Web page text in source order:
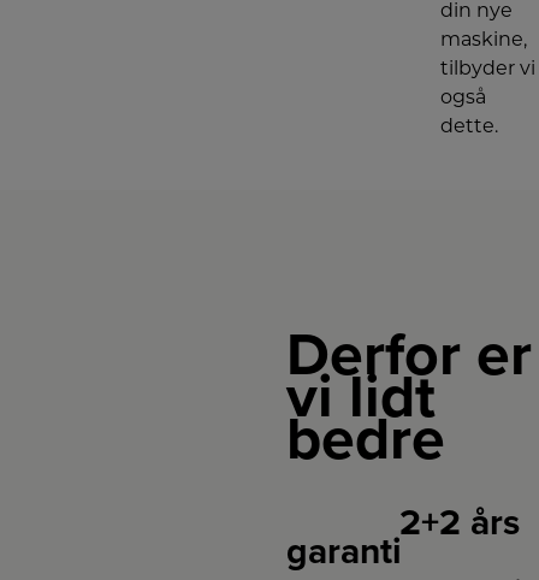
din nye
maskine,
tilbyder vi
også
dette.
Derfor er
vi lidt
bedre
2+2 års
garanti